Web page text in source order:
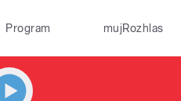
Program mujRozhlas